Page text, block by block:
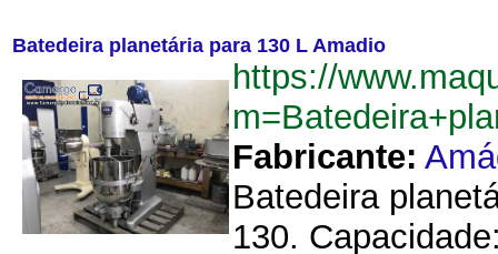
Batedeira planetária para 130 L Amadio
https://
Fabricante:
Batedeira
130.